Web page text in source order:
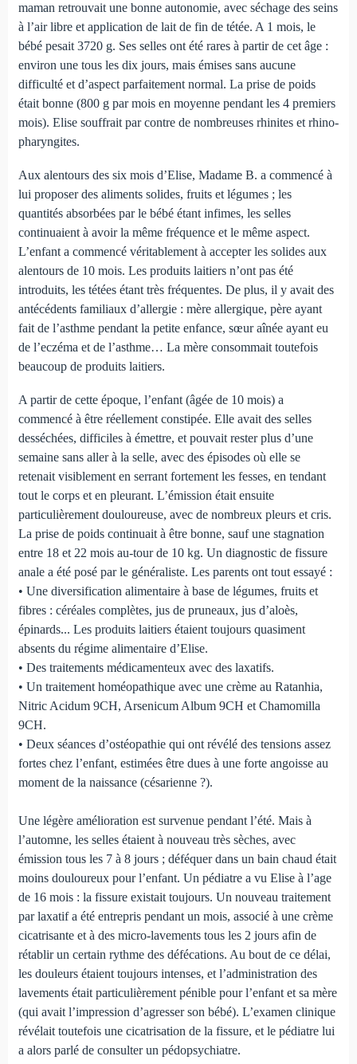
maman retrouvait une bonne autonomie, avec séchage des seins
à l’air libre et application de lait de fin de tétée. A 1 mois, le
bébé pesait 3720 g. Ses selles ont été rares à partir de cet âge :
environ une tous les dix jours, mais émises sans aucune
difficulté et d’aspect parfaitement normal. La prise de poids
était bonne (800 g par mois en moyenne pendant les 4 premiers
mois). Elise souffrait par contre de nombreuses rhinites et rhino-
pharyngites.
Aux alentours des six mois d’Elise, Madame B. a commencé à
lui proposer des aliments solides, fruits et légumes ; les
quantités absorbées par le bébé étant infimes, les selles
continuaient à avoir la même fréquence et le même aspect.
L’enfant a commencé véritablement à accepter les solides aux
alentours de 10 mois. Les produits laitiers n’ont pas été
introduits, les tétées étant très fréquentes. De plus, il y avait des
antécédents familiaux d’allergie : mère allergique, père ayant
fait de l’asthme pendant la petite enfance, sœur aînée ayant eu
de l’eczéma et de l’asthme… La mère consommait toutefois
beaucoup de produits laitiers.
A partir de cette époque, l’enfant (âgée de 10 mois) a
commencé à être réellement constipée. Elle avait des selles
desséchées, difficiles à émettre, et pouvait rester plus d’une
semaine sans aller à la selle, avec des épisodes où elle se
retenait visiblement en serrant fortement les fesses, en tendant
tout le corps et en pleurant. L’émission était ensuite
particulièrement douloureuse, avec de nombreux pleurs et cris.
La prise de poids continuait à être bonne, sauf une stagnation
entre 18 et 22 mois au-tour de 10 kg. Un diagnostic de fissure
anale a été posé par le généraliste. Les parents ont tout essayé :
• Une diversification alimentaire à base de légumes, fruits et
fibres : céréales complètes, jus de pruneaux, jus d’aloès,
épinards... Les produits laitiers étaient toujours quasiment
absents du régime alimentaire d’Elise.
• Des traitements médicamenteux avec des laxatifs.
• Un traitement homéopathique avec une crème au Ratanhia,
Nitric Acidum 9CH, Arsenicum Album 9CH et Chamomilla
9CH.
• Deux séances d’ostéopathie qui ont révélé des tensions assez
fortes chez l’enfant, estimées être dues à une forte angoisse au
moment de la naissance (césarienne ?).
Une légère amélioration est survenue pendant l’été. Mais à
l’automne, les selles étaient à nouveau très sèches, avec
émission tous les 7 à 8 jours ; déféquer dans un bain chaud était
moins douloureux pour l’enfant. Un pédiatre a vu Elise à l’age
de 16 mois : la fissure existait toujours. Un nouveau traitement
par laxatif a été entrepris pendant un mois, associé à une crème
cicatrisante et à des micro-lavements tous les 2 jours afin de
rétablir un certain rythme des défécations. Au bout de ce délai,
les douleurs étaient toujours intenses, et l’administration des
lavements était particulièrement pénible pour l’enfant et sa mère
(qui avait l’impression d’agresser son bébé). L’examen clinique
révélait toutefois une cicatrisation de la fissure, et le pédiatre lui
a alors parlé de consulter un pédopsychiatre.